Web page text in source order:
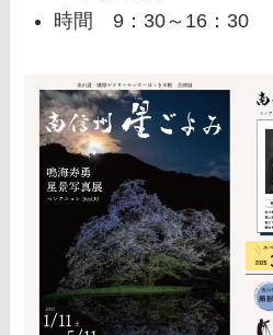
時間 9：30～16：30